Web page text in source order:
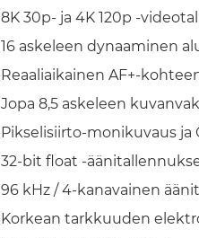
8K 30p- ja 4K 120p -
16 askeleen dynaaminen
Reaaliaikainen AF+-
Jopa 8,5 askeleen
Pikselisiirto-monikuvaus
32-bit float -
96 kHz / 4-kanavainen
Korkean tarkkuuden